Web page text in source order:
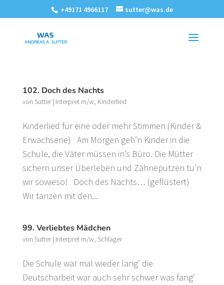
+49171 4966117 sutter@was.de
102. Doch des Nachts
von Sutter| Interpret m/w, Kinderlied
Kinderlied für eine oder mehr Stimmen (Kinder &
Erwachsene) Am Morgen geh’n Kinder in die
Schule, die Väter müssen in’s Büro. Die Mütter
sichern unser Überleben und Zähneputzen tu’n
wir sowieso! Doch des Nachts… (geflüstert)
Wir tanzen mit den...
99. Verliebtes Mädchen
von Sutter| Interpret m/w, Schlager
Die Schule war mal wieder lang’ die
Deutscharbeit war auch sehr schwer was fang’